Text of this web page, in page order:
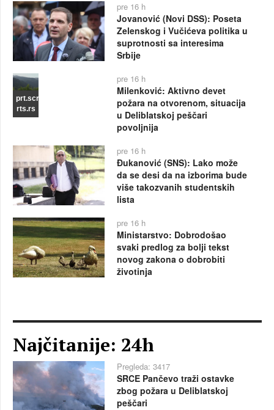
pre 16 h
Jovanović (Novi DSS): Poseta
Zelenskog i Vučićeva politika u
suprotnosti sa interesima
Srbije
prt.scr
rts.rs
pre 16 h
Milenković: Aktivno devet
požara na otvorenom, situacija
u Deliblatskoj peščari
povoljnija
pre 16 h
Đukanović (SNS): Lako može
da se desi da na izborima bude
više takozvanih studentskih
lista
pre 16 h
Ministarstvo: Dobrodošao
svaki predlog za bolji tekst
novog zakona o dobrobiti
životinja
Najčitanije: 24h
Pregleda: 3417
SRCE Pančevo traži ostavke
zbog požara u Deliblatskoj
peščari